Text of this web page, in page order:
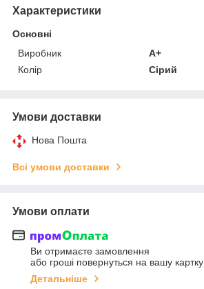
Характеристики
Основні
Виробник
A+
Колір
Сірий
Умови доставки
Нова Пошта
Всі умови доставки
Умови оплати
Ви отримаєте замовлення
або гроші повернуться на вашу картку
Детальніше